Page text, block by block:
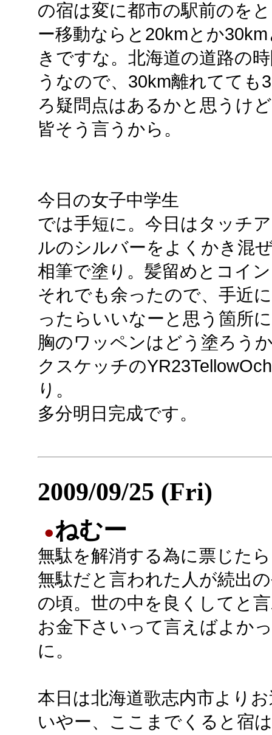
の宿は変に都市の駅前のを
ー移動ならと20kmとか
きですな。北海道の道路の
うなので、30km離れてて
ろ疑問点はあるかと思うけ
皆そう言うから。
今日の女子中学生
では手短に。今日はタッチ
ルのシルバーをよくかき混
相筆で塗り。髪留めとコイ
それでも余ったので、手近
ったらいいなーと思う箇所
胸のワッペンはどう塗ろう
クスケッチの
り。
多分明日完成です。
2009/09/25 (Fri)
●ねむー
無駄を解消する為に票じた
無駄だと言われた人が続出
の頃。世の中を良くしてと
お金下さいって言えばよか
に。
本日は北海道歌志内市より
いやー、ここまでくると宿